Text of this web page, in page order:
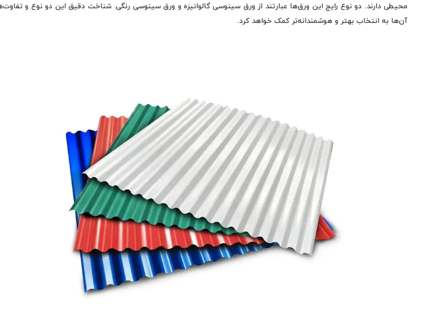
محیطی دارند. دو نوع رایج این ورق‌ها عبارتند از ورق سینوسی گالوانیزه و ورق سینوسی رنگی. شناخت دقیق این دو نوع و
آن‌ها به انتخاب بهتر و هوشمندانه‌تر کمک خواهد کرد.